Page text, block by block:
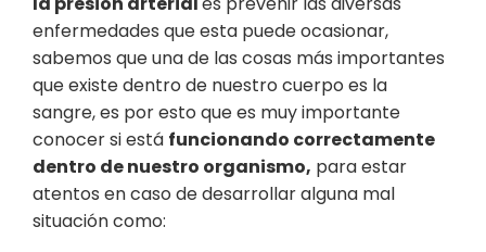
enfermedades que esta puede ocasionar,
sabemos que una de las cosas más importantes
que existe dentro de nuestro cuerpo es la
sangre, es por esto que es muy importante
conocer si está funcionando correctamente
dentro de nuestro organismo, para estar
atentos en caso de desarrollar alguna mal
situación como: